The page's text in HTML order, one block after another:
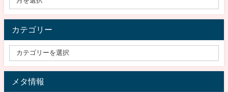
カテゴリー
メタ情報